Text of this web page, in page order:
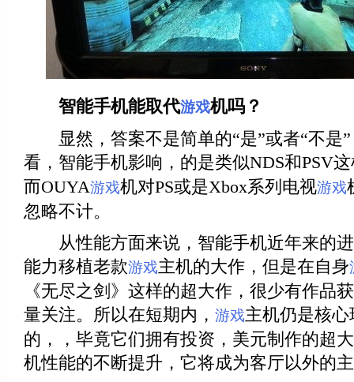
智能手机能取代游戏机吗？
显然，答案不是简单的“是”或者“不是”
看，智能手机影响，的是类似NDS和PSV
而OUYA游戏机对PS或是Xbox系列电视游戏
忽略不计。
从性能方面来说，智能手机近年来的进
能力移植老款游戏主机的大作，但是在自身
《无尽之剑》这样的超大作，很少有作品
量关注。所以在短期内， 游戏主机仍是核
的，，毕竟它们拥有投资，美元制作的超
机性能的不断提升，它将成为客厅以外的